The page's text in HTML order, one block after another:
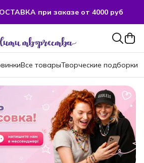
при заказе от 4000 руб
Все товарыТворческие подборки